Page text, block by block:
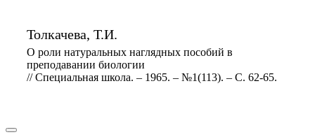
Толкачева, Т.И.
О роли натуральных наглядных пособий в
преподавании биологии
// Специальная школа. – 1965. – №1(113). – С. 62-65.